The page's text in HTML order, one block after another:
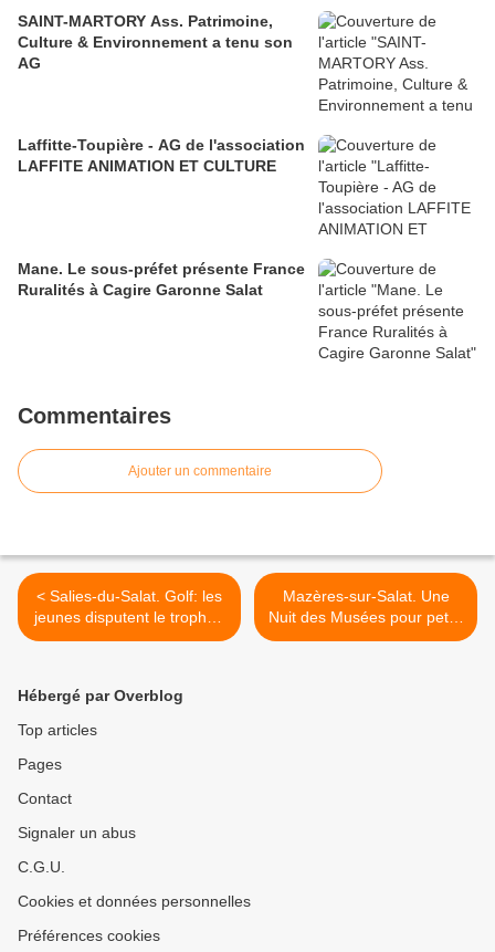
SAINT-MARTORY Ass. Patrimoine,
Culture & Environnement a tenu son
AG
Laffitte-Toupière - AG de l'association
LAFFITE ANIMATION ET CULTURE
Mane. Le sous-préfet présente France
Ruralités à Cagire Garonne Salat
Commentaires
Ajouter un commentaire
< Salies-du-Salat. Golf: les
jeunes disputent le trophée
départemental
Mazères-sur-Salat. Une
Nuit des Musées pour petits
et grands >
Hébergé par Overblog
Top articles
Pages
Contact
Signaler un abus
C.G.U.
Cookies et données personnelles
Préférences cookies